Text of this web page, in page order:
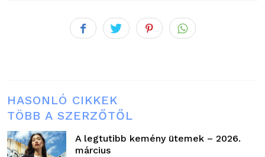
HASONLÓ CIKKEK
TÖBB A SZERZŐTŐL
A legtutibb kemény ütemek – 2026.
március